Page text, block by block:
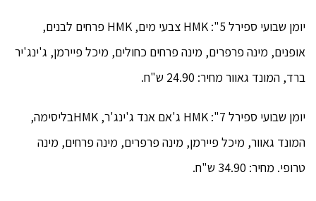
יומן שבועי ספירל 5": HMK צבעי מים, HMK פרחים לבנים,
אופנים, מינה פרפרים, מינה פרחים כחולים, מיכל פיירמן, ג'ינג'יר
ברד, המונד גאוור מחיר: 24.90 ש"ח.
יומן שבועי ספירל 7": HMK ג'אם אנד ג'ינג'ר, HMKבליסימה,
המונד גאוור, מיכל פיירמן, מינה פרפרים, מינה פרחים, מינה
טרופי. מחיר: 34.90 ש"ח.